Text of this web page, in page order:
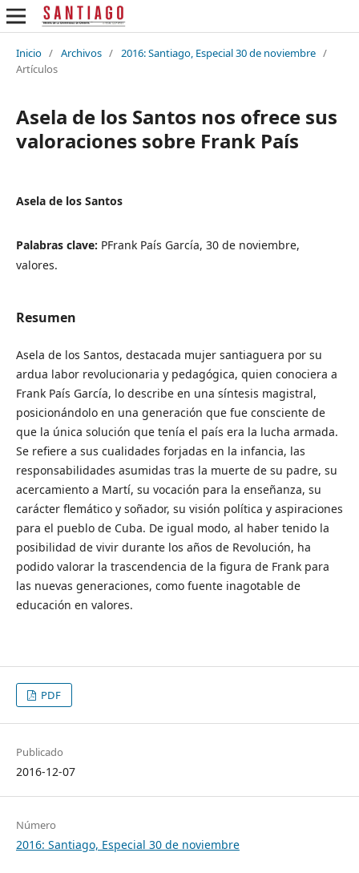
Inicio / Archivos / 2016: Santiago, Especial 30 de noviembre /
Artículos
Asela de los Santos nos ofrece sus
valoraciones sobre Frank País
Asela de los Santos
Palabras clave: PFrank País García, 30 de noviembre,
valores.
Resumen
Asela de los Santos, destacada mujer santiaguera por su
ardua labor revolucionaria y pedagógica, quien conociera a
Frank País García, lo describe en una síntesis magistral,
posicionándolo en una generación que fue consciente de
que la única solución que tenía el país era la lucha armada.
Se refiere a sus cualidades forjadas en la infancia, las
responsabilidades asumidas tras la muerte de su padre, su
acercamiento a Martí, su vocación para la enseñanza, su
carácter flemático y soñador, su visión política y aspiraciones
para el pueblo de Cuba. De igual modo, al haber tenido la
posibilidad de vivir durante los años de Revolución, ha
podido valorar la trascendencia de la figura de Frank para
las nuevas generaciones, como fuente inagotable de
educación en valores.
PDF
Publicado
2016-12-07
Número
2016: Santiago, Especial 30 de noviembre